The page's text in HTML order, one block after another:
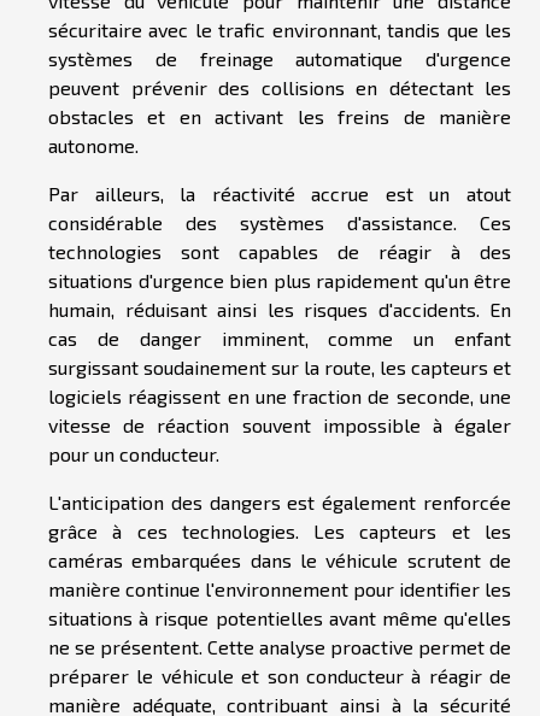
sécuritaire avec le trafic environnant, tandis que les
systèmes de freinage automatique d'urgence
peuvent prévenir des collisions en détectant les
obstacles et en activant les freins de manière
autonome.
Par ailleurs, la réactivité accrue est un atout
considérable des systèmes d'assistance. Ces
technologies sont capables de réagir à des
situations d'urgence bien plus rapidement qu'un être
humain, réduisant ainsi les risques d'accidents. En
cas de danger imminent, comme un enfant
surgissant soudainement sur la route, les capteurs et
logiciels réagissent en une fraction de seconde, une
vitesse de réaction souvent impossible à égaler
pour un conducteur.
L'anticipation des dangers est également renforcée
grâce à ces technologies. Les capteurs et les
caméras embarquées dans le véhicule scrutent de
manière continue l'environnement pour identifier les
situations à risque potentielles avant même qu'elles
ne se présentent. Cette analyse proactive permet de
préparer le véhicule et son conducteur à réagir de
manière adéquate, contribuant ainsi à la sécurité